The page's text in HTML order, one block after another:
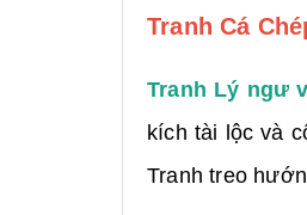
Tranh Cá
Tranh Lý ngư
kích tài lộc và
Tranh treo